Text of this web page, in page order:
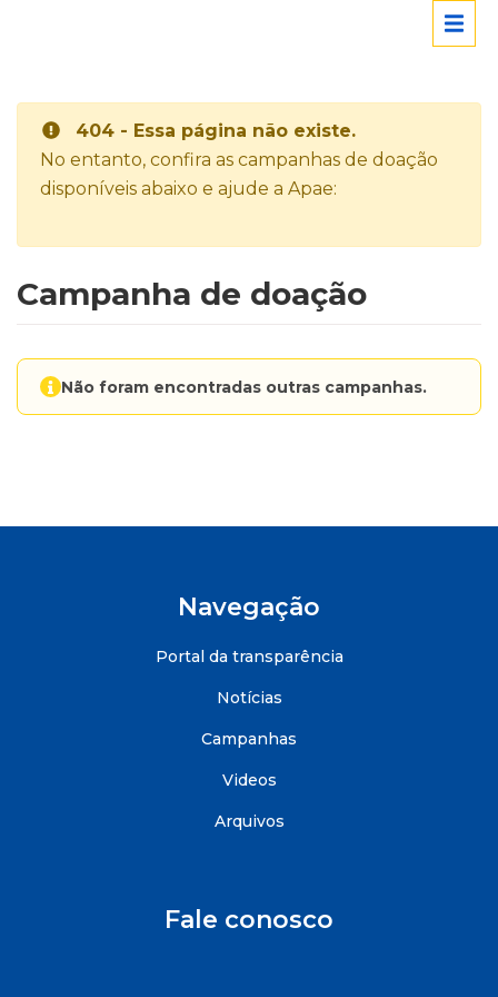
404 - Essa página não existe.
No entanto, confira as campanhas de doação
disponíveis abaixo e ajude a Apae:
Campanha de doação
Não foram encontradas outras campanhas.
Navegação
Portal da transparência
Notícias
Campanhas
Videos
Arquivos
Fale conosco